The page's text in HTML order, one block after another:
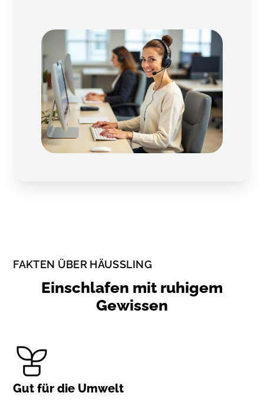
FAKTEN ÜBER HÄUSSLING
Einschlafen mit ruhigem
Gewissen
Gut für die Umwelt